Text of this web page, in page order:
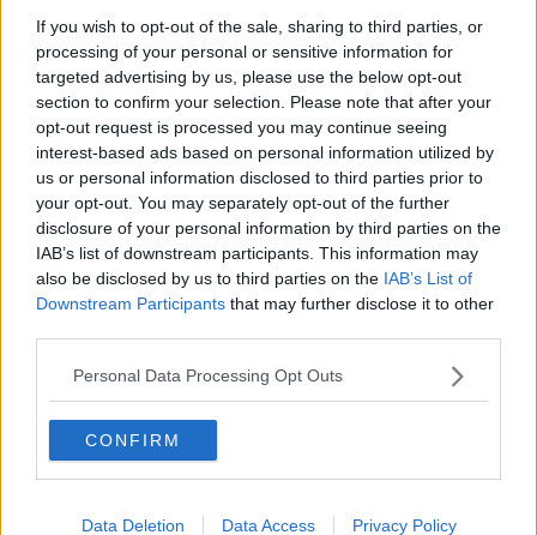
If you wish to opt-out of the sale, sharing to third parties, or
processing of your personal or sensitive information for
targeted advertising by us, please use the below opt-out
section to confirm your selection. Please note that after your
opt-out request is processed you may continue seeing
interest-based ads based on personal information utilized by
us or personal information disclosed to third parties prior to
your opt-out. You may separately opt-out of the further
disclosure of your personal information by third parties on the
IAB’s list of downstream participants. This information may
also be disclosed by us to third parties on the IAB’s List of
Downstream Participants that may further disclose it to other
Personal Data Processing Opt Outs
CONFIRM
Data Deletion Data Access Privacy Policy
aggiunto dalla Caritas - che le conseguenze sociali ed economiche
della crisi sanitaria da Covid 19 sono ben lungi dall’essersi
riassorbite”.
In uno scenario di questo tipoi campanelli d’allarme
fatti risuonare nelle 114 pagine del rapporto sono soprattutto tre. Il
primo riguardailmondo del lavoro, con più di una persona su
due (55,6%) delle 1.830 incontrate che ha dichiarato di non avere
un’occupazione. Ma una su cinque (20,6%) ha detto, invece, di
lavorare, spesso regolarmente, pur avendo comunque bisogno del
una spesa imprevista. Il secondo campanello d’allarme riguarda la
condizione abitativa. Anche nel 2024, sono aumentate le
situazioni di marginalità abitativa, ossia di chi è senza dimora o,
comunque, vive in sistemazioni di fortuna. E infine
generi alimentari . Alla “Cittadella della Solidarietà’’, l’emporio del
Cep nel 2024 sono state sostenute 1.531 persone e più di un terzo
Sui campanelli d'allarme si soffermal’arcivescovo padre Saverio